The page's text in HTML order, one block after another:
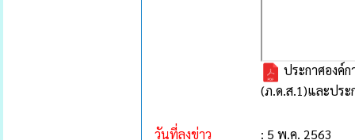
ประกาศองค์
(ภ.ด.ส.1)และปร
วันที่ลงข่าว
: 5 พ.ค. 2563